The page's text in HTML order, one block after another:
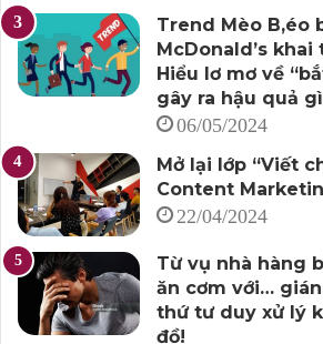
Trend Mèo B,éo
McDonald’s
Hiểu lơ mơ về
gây ra hậu quả
06/05/2024
Mở lại lớp “Viết
Content
22/04/2024
Từ vụ nhà hàng
ăn cơm với…
thứ tư duy xử lý
đồ!